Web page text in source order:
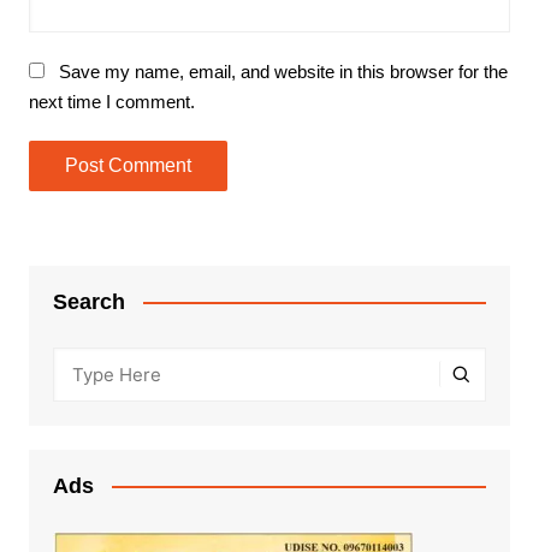
Save my name, email, and website in this browser for the
next time I comment.
Search
Ads